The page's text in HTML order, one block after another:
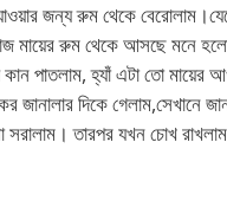
জন্য রুম থেকে
রুম থেকে আসছে মনে
পাতলাম, হ্যাঁ এটা তো
জানালার দিকে গেলাম,সেখানে
সরালাম। তারপর যখন চোখ